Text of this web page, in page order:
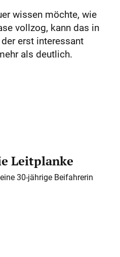
wissen möchte, wie
vollzog, kann das in
erst interessant
als deutlich.
Leitplanke
30-jährige Beifahrerin